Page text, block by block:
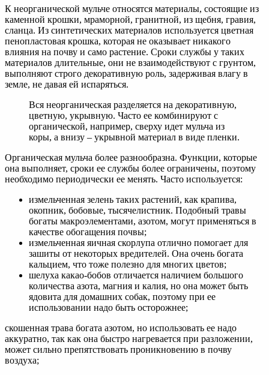
К неорганической мульче относятся материалы, состоящие из
каменной крошки, мраморной, гранитной, из щебня, гравия,
сланца. Из синтетических материалов используется цветная
пенопластовая крошка, которая не оказывает никакого
влияния на почву и само растение. Сроки службы у таких
материалов длительные, они не взаимодействуют с грунтом,
выполняют строго декоративную роль, задерживая влагу в
земле, не давая ей испаряться.
Вся неорганическая разделяется на декоративную,
цветную, укрывную. Часто ее комбинируют с
органической, например, сверху идет мульча из
коры, а внизу – укрывной материал в виде пленки.
Органическая мульча более разнообразна. Функции, которые
она выполняет, сроки ее службы более ограничены, поэтому
необходимо периодически ее менять. Часто используется:
измельченная зелень таких растений, как крапива,
окопник, бобовые, тысячелистник. Подобный травы
богаты макроэлементами, азотом, могут применяться в
качестве обогащения почвы;
измельченная яичная скорлупа отлично помогает для
зашиты от некоторых вредителей. Она очень богата
кальцием, что тоже полезно для многих цветов;
шелуха какао-бобов отличается наличием большого
количества азота, магния и калия, но она может быть
ядовита для домашних собак, поэтому при ее
использовании надо быть осторожнее;
скошенная трава богата азотом, но использовать ее надо
аккуратно, так как она быстро нагревается при разложении,
может сильно препятствовать проникновению в почву
воздуха;